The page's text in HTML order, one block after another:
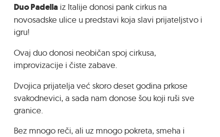
Duo Padella iz Italije donosi pank cirkus na
novosadske ulice u predstavi koja slavi prijateljstvo i
igru!
Ovaj duo donosi neobičan spoj cirkusa,
improvizacije i čiste zabave.
Dvojica prijatelja već skoro deset godina prkose
svakodnevici, a sada nam donose šou koji ruši sve
granice.
Bez mnogo reči, ali uz mnogo pokreta, smeha i